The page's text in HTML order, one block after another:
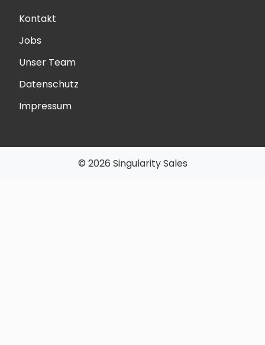
Kontakt
Jobs
Unser Team
Datenschutz
Impressum
© 2026 Singularity Sales